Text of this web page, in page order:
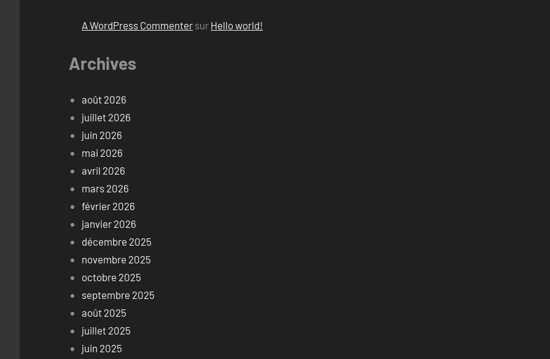
A WordPress Commenter sur Hello world!
Archives
août 2026
juillet 2026
juin 2026
mai 2026
avril 2026
mars 2026
février 2026
janvier 2026
décembre 2025
novembre 2025
octobre 2025
septembre 2025
août 2025
juillet 2025
juin 2025